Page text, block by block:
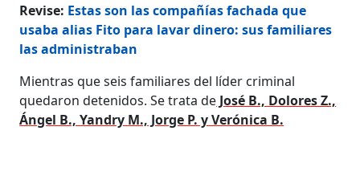
Revise: Estas son las compañías fachada que
usaba alias Fito para lavar dinero: sus familiares
las administraban
Mientras que seis familiares del líder criminal
quedaron detenidos. Se trata de José B., Dolores Z.,
Ángel B., Yandry M., Jorge P. y Verónica B.